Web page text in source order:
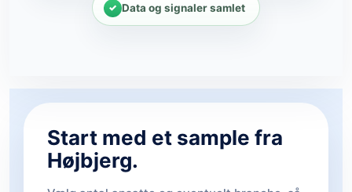
Data og signaler samlet
Start med et sample fra
Højbjerg.